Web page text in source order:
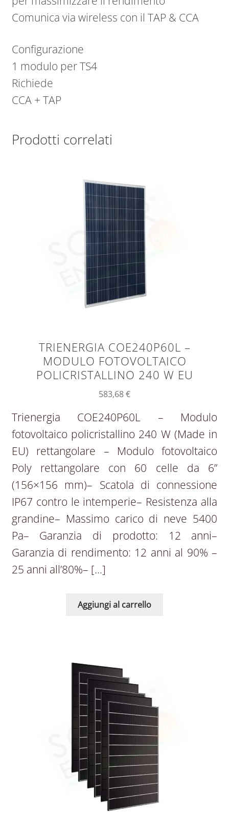
Comunica via wireless con il TAP & CCA
Configurazione
1 modulo per TS4
Richiede
CCA + TAP
Prodotti correlati
TRIENERGIA COE240P60L –
MODULO FOTOVOLTAICO
POLICRISTALLINO 240 W EU
583,68€
Trienergia COE240P60L – Modulo
fotovoltaico policristallino 240 W (Made in
EU) rettangolare – Modulo fotovoltaico
Poly rettangolare con 60 celle da 6”
(156×156 mm)– Scatola di connessione
IP67 contro le intemperie– Resistenza alla
grandine– Massimo carico di neve 5400
Pa– Garanzia di prodotto: 12 anni–
Garanzia di rendimento: 12 anni al 90% –
25 anni all’80%– […]
Aggiungi al carrello